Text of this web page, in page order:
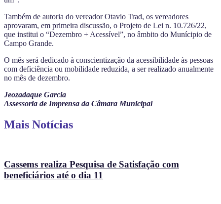
Também de autoria do vereador Otavio Trad, os vereadores
aprovaram, em primeira discussão, o Projeto de Lei n. 10.726/22,
que institui o “Dezembro + Acessível”, no âmbito do Munícipio de
Campo Grande.
O mês será dedicado à conscientização da acessibilidade às pessoas
com deficiência ou mobilidade reduzida, a ser realizado anualmente
no mês de dezembro.
Jeozadaque Garcia
Assessoria de Imprensa da Câmara Municipal
Mais Notícias
Cassems realiza Pesquisa de Satisfação com
beneficiários até o dia 11